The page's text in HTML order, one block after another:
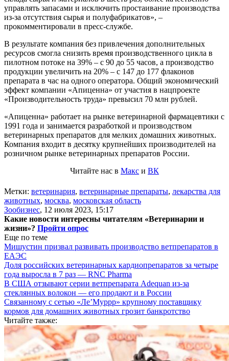
управлять запасами и исключить простаивание производства
из-за отсутствия сырья и полуфабрикатов», –
прокомментировали в пресс-службе.
В результате компания без привлечения дополнительных
ресурсов смогла снизить время производственного цикла в
пилотном потоке на 39% – с 90 до 55 часов, а производство
продукции увеличить на 20% – с 147 до 177 флаконов
препарата в час на одного оператора. Общий экономический
эффект компании «Апиценна» от участия в нацпроекте
«Производительность труда» превысил 70 млн рублей.
«Апиценна» работает на рынке ветеринарной фармацевтики с
1991 года и занимается разработкой и производством
ветеринарных препаратов для мелких домашних животных.
Компания входит в десятку крупнейших производителей на
розничном рынке ветеринарных препаратов России.
Читайте нас в Макс и ВК
Метки: ветеринария, ветеринарные препараты, лекарства для
животных, москва, московская область
Зообизнес, 12 июля 2023, 15:17
Какие новости интересны читателям «Ветеринарии и
жизни»? Пройти опрос
Еще по теме
Мишустин призвал развивать производство ветпрепаратов в
ЕАЭС
Доля российских ветеринарных кардиопрепаратов за четыре
года выросла в 7 раз — RNC Pharma
В США отзывают серии ветпрепарата Adequan из-за
стеклянных волокон — его продают и в России
Связанному с сетью «Ле’Муррр» крупному поставщику
кормов для домашних животных грозит банкротство
Читайте также: